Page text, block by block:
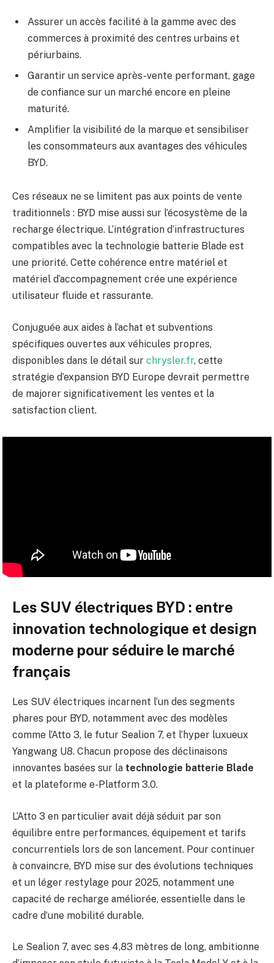
Assurer un accès facilité à la gamme avec des
commerces à proximité des centres urbains et
périurbains.
Garantir un service après-vente performant, gage
de confiance sur un marché encore en pleine
maturité.
Amplifier la visibilité de la marque et sensibiliser
les consommateurs aux avantages des véhicules
BYD.
Ces réseaux ne se limitent pas aux points de vente
traditionnels : BYD mise aussi sur l’écosystème de la
recharge électrique. L’intégration d’infrastructures
compatibles avec la technologie batterie Blade est
une priorité. Cette cohérence entre matériel et
matériel d’accompagnement crée une expérience
utilisateur fluide et rassurante.
Conjuguée aux aides à l’achat et subventions
spécifiques ouvertes aux véhicules propres,
disponibles dans le détail sur chrysler.fr, cette
stratégie d’expansion BYD Europe devrait permettre
de majorer significativement les ventes et la
satisfaction client.
Les SUV électriques BYD : entre
innovation technologique et design
moderne pour séduire le marché
français
Les SUV électriques incarnent l’un des segments
phares pour BYD, notamment avec des modèles
comme l’Atto 3, le futur Sealion 7, et l’hyper luxueux
Yangwang U8. Chacun propose des déclinaisons
innovantes basées sur la technologie batterie Blade
et la plateforme e-Platform 3.0.
L’Atto 3 en particulier avait déjà séduit par son
équilibre entre performances, équipement et tarifs
concurrentiels lors de son lancement. Pour continuer
à convaincre, BYD mise sur des évolutions techniques
et un léger restylage pour 2025, notamment une
capacité de recharge améliorée, essentielle dans le
cadre d’une mobilité durable.
Le Sealion 7, avec ses 4,83 mètres de long, ambitionne